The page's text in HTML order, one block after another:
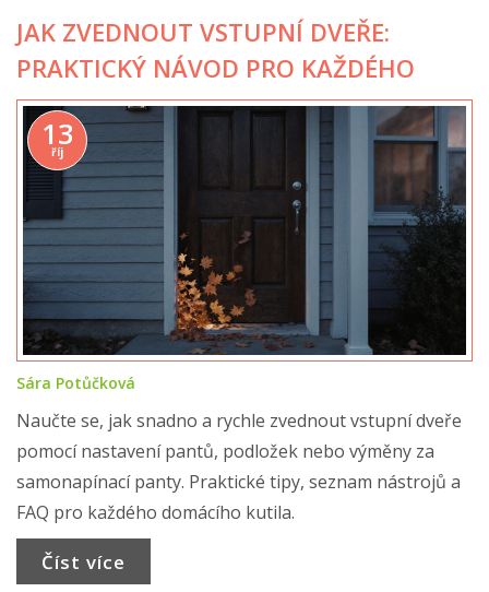
JAK ZVEDNOUT VSTUPNÍ DVEŘE:
PRAKTICKÝ NÁVOD PRO KAŽDÉHO
13
říj
Sára Potůčková
Naučte se, jak snadno a rychle zvednout vstupní dveře
pomocí nastavení pantů, podložek nebo výměny za
samonapínací panty. Praktické tipy, seznam nástrojů a
FAQ pro každého domácího kutila.
Číst více